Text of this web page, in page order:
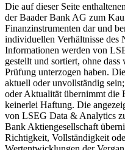
Die auf dieser Seite
der Baader Bank AG zum
Finanzinstrumenten dar und
individuellen Verhältnisse des
Informationen werden von
gestellt und sortiert, ohne
Prüfung unterzogen haben.
aktuell oder unvollständig
oder Aktualität übernimmt die
keinerlei Haftung. Die
von LSEG Data & Analytics
Bank Aktiengesellschaft
Richtigkeit, Vollständigkeit